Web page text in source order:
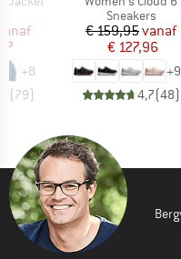
prijs
+8
(79)
Productgroep
Sneakers
Prijs
€ 159,95vanaf
€ 127,96
+9
4,7(48)